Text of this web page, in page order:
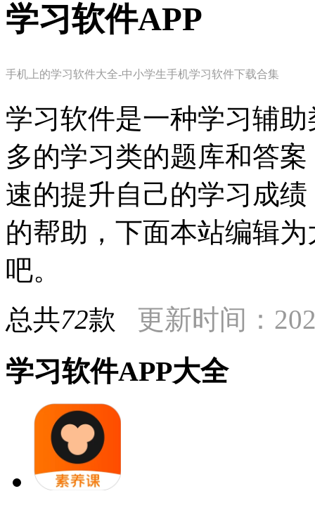
学习软件APP
手机上的学习软件大全-中小学生手机学习软件下载合集
学习软件是一种学习辅
多的学习类的题库和答
速的提升自己的学习成
的帮助，下面本站编辑
吧。
总共72款 更新时间：
学习软件APP大全